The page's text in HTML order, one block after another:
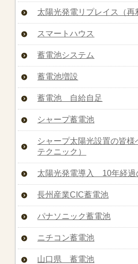
太陽光発電リプレイス（再
スマートハウス
蓄電池システム
蓄電池増設
蓄電池 自給自足
シャープ蓄電池
シャープ太陽光設置の皆様
テクニック）
太陽光発電導入 10年経過
長州産業CIC蓄電池
パナソニック蓄電池
ニチコン蓄電池
山口県 蓄電池